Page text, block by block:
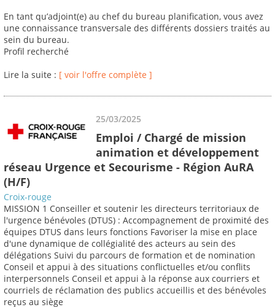
En tant qu’adjoint(e) au chef du bureau planification, vous avez
une connaissance transversale des différents dossiers traités au
sein du bureau.
Profil recherché
Lire la suite : [ voir l'offre complète ]
25/03/2025
Emploi / Chargé de mission
animation et développement
réseau Urgence et Secourisme - Région AuRA
(H/F)
Croix-rouge
MISSION 1 Conseiller et soutenir les directeurs territoriaux de
l'urgence bénévoles (DTUS) : Accompagnement de proximité des
équipes DTUS dans leurs fonctions Favoriser la mise en place
d'une dynamique de collégialité des acteurs au sein des
délégations Suivi du parcours de formation et de nomination
Conseil et appui à des situations conflictuelles et/ou conflits
interpersonnels Conseil et appui à la réponse aux courriers et
courriels de réclamation des publics accueillis et des bénévoles
reçus au siège